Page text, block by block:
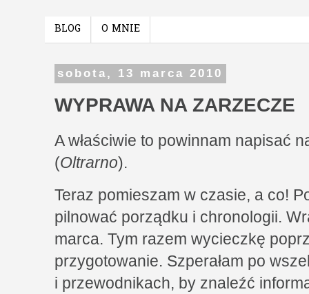
BLOG O MNIE
sobota, 13 marca 2010
WYPRAWA NA ZARZECZE
A właściwie to powinnam napisać
(Oltrarno).
Teraz pomieszam w czasie, a co!
pilnować porządku i chronologii.
marca. Tym razem wycieczkę
przygotowanie. Szperałam po
i przewodnikach, by znaleźć